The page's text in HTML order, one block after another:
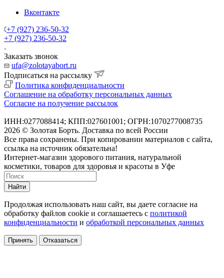
Вконтакте
+7 (927) 236-50-32
+7 (927) 236-50-32
Заказать звонок
ufa@zolotayabort.ru
Подписаться на рассылку
Политика конфиденциальности
Соглашение на обработку персональных данных
Согласие на получение рассылок
ИНН:0277088414; КПП:027601001; ОГРН:1070277008735
2026 © Золотая Борть. Доставка по всей России
Все права сохранены. При копировании материалов с сайта,
ссылка на источник обязательна!
Интернет-магазин здорового питания, натуральной
косметики, товаров для здоровья и красоты в Уфе
Найти
Продолжая использовать наш сайт, вы даете согласие на
обработку файлов cookie и соглашаетесь с политикой
конфиденциальности и обработкой персональных данных
Принять Отказаться